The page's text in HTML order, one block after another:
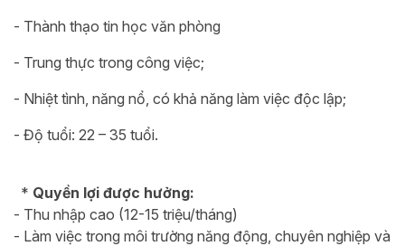
- Thành thạo tin học văn phòng
- Trung thực trong công việc;
- Nhiệt tình, năng nổ, có khả năng làm việc độc lập;
- Độ tuổi: 22 – 35 tuổi.
* Quyền lợi được hưởng:
- Thu nhập cao (12-15 triệu/tháng)
- Làm việc trong môi trường năng động, chuyên nghiệp và